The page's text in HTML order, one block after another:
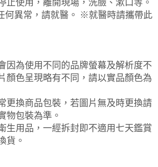
何異常，請就醫。 ※就醫時請攜帶此
因為使用不同的品牌螢幕及解析度不
顏色呈現略有不同，請以實品顏色為
更換商品包裝，若圖片無及時更換請
物包裝為準。
生用品，一經拆封即不適用七天鑑賞
貨。